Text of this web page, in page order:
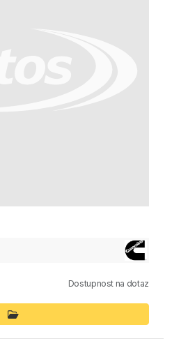
Dostupnost na dotaz